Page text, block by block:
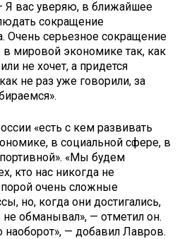
Я вас уверяю, в ближайшее
сокращение
Очень серьезное сокращение
в мировой экономике так, как
не хочет, а придется
не раз уже говорили, за
«есть с кем развивать
в социальной сфере, в
«Мы будем
кто нас никогда не
очень сложные
но, когда они достигались,
не обманывал», — отметил он.
наоборот», — добавил Лавров.